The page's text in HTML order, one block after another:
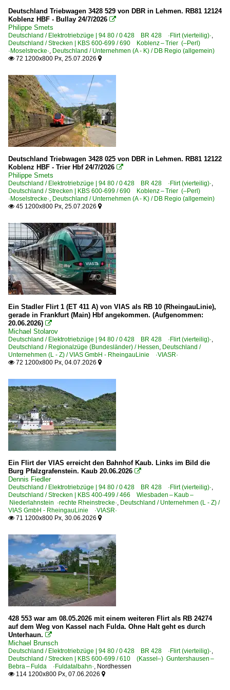
Altenbeken
Assmanshausen
Bebra
Berlin Potsdamer Platz
Bielefeld
Bitterfeld
Boisheim
Buchloe
Büttgen
Duisburg Hbf ·EDG·
Duisburg (sonstige)
Dülken
Düsseldorf (sonstige)
Eichenberg
Eisenach
Eschwege Stadtbahnhof
Essen (sonstige)
Bahnhöfe (F - K)
Frankfurt (Main) Hbf ·FF·
Fulda
Gelsenkirchen
Hamm (Westfalen)
Kassel-Wilhelmshöhe
Kaub
Kleinenbroich
Koblenz Hbf ·KKO·
Korschenbroich
Bahnhöfe (L - Q)
Lünen
Memmingen
Münster (Westf) Hbf ·EMST·
Neuwied
Oelde
Paderborn
Potsdam (sonstige)
Bahnhöfe (R - Z)
Rathenow
Rheda-Wiedenbrück
Rüdesheim am Rhein (Alle Bahnhöfe)
2010
2010
2011
2012
2014
2015
2016
2017
2018
2019
2020
2020
2022
2023
2024
2025
2026
Deutschland Triebwagen 3428 529 von DBR in Lehmen. RB81 12124
Koblenz HBF - Bullay 24/7/2026 
Philippe Smets
Deutschland / Elektrotriebzüge | 94 80 / 0 428 BR 428 ·Flirt (vierteilig)·,
Deutschland / Strecken | KBS 600-699 / 690 Koblenz – Trier (–Perl)
·Moselstrecke·, Deutschland / Unternehmen (A - K) / DB Regio (allgemein)
 72 1200x800 Px, 25.07.2026 
Deutschland Triebwagen 3428 025 von DBR in Lehmen. RB81 12122
Koblenz HBF - Trier Hbf 24/7/2026 
Philippe Smets
Deutschland / Elektrotriebzüge | 94 80 / 0 428 BR 428 ·Flirt (vierteilig)·,
Deutschland / Strecken | KBS 600-699 / 690 Koblenz – Trier (–Perl)
·Moselstrecke·, Deutschland / Unternehmen (A - K) / DB Regio (allgemein)
 45 1200x800 Px, 25.07.2026 
Ein Stadler Flirt 1 (ET 411 A) von VIAS als RB 10 (RheingauLinie),
gerade in Frankfurt (Main) Hbf angekommen. (Aufgenommen:
20.06.2026) 
Michael Stolarov
Deutschland / Elektrotriebzüge | 94 80 / 0 428 BR 428 ·Flirt (vierteilig)·,
Deutschland / Regionalzüge (Bundesländer) / Hessen, Deutschland /
Unternehmen (L - Z) / VIAS GmbH - RheingauLinie ·VIASR·
 72 1200x800 Px, 04.07.2026 
Ein Flirt der VIAS erreicht den Bahnhof Kaub. Links im Bild die
Burg Pfalzgrafenstein. Kaub 20.06.2026 
Dennis Fiedler
Deutschland / Elektrotriebzüge | 94 80 / 0 428 BR 428 ·Flirt (vierteilig)·,
Deutschland / Strecken | KBS 400-499 / 466 Wiesbaden – Kaub –
Niederlahnstein ·rechte Rheinstrecke·, Deutschland / Unternehmen (L - Z) /
VIAS GmbH - RheingauLinie ·VIASR·
 71 1200x800 Px, 30.06.2026 
428 553 war am 08.05.2026 mit einem weiteren Flirt als RB 24274
auf dem Weg von Kassel nach Fulda. Ohne Halt geht es durch
Unterhaun. 
Michael Brunsch
Deutschland / Elektrotriebzüge | 94 80 / 0 428 BR 428 ·Flirt (vierteilig)·,
Deutschland / Strecken | KBS 600-699 / 610 (Kassel–) Guntershausen –
Bebra – Fulda ·Fuldatalbahn·, Nordhessen
 114 1200x800 Px, 07.06.2026 